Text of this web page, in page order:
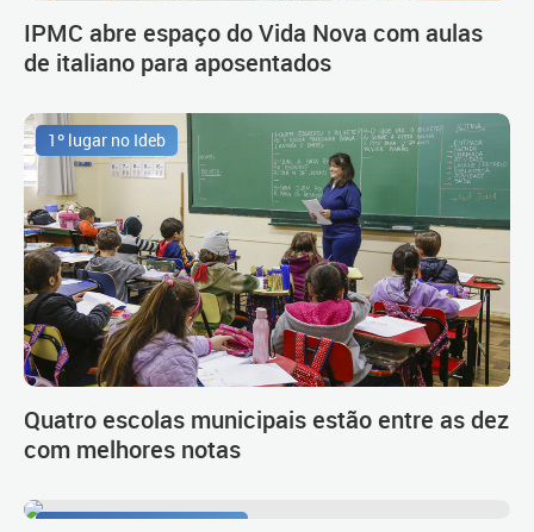
IPMC abre espaço do Vida Nova com aulas
de italiano para aposentados
1º lugar no Ideb
Quatro escolas municipais estão entre as dez
com melhores notas